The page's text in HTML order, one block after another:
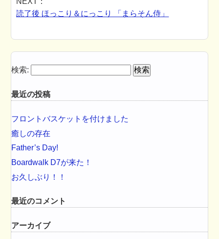
読了後 ほっこり＆にっこり 「まらそん侍」
検索:
最近の投稿
フロントバスケットを付けました
癒しの存在
Father’s Day!
Boardwalk D7が来た！
お久しぶり！！
最近のコメント
アーカイブ